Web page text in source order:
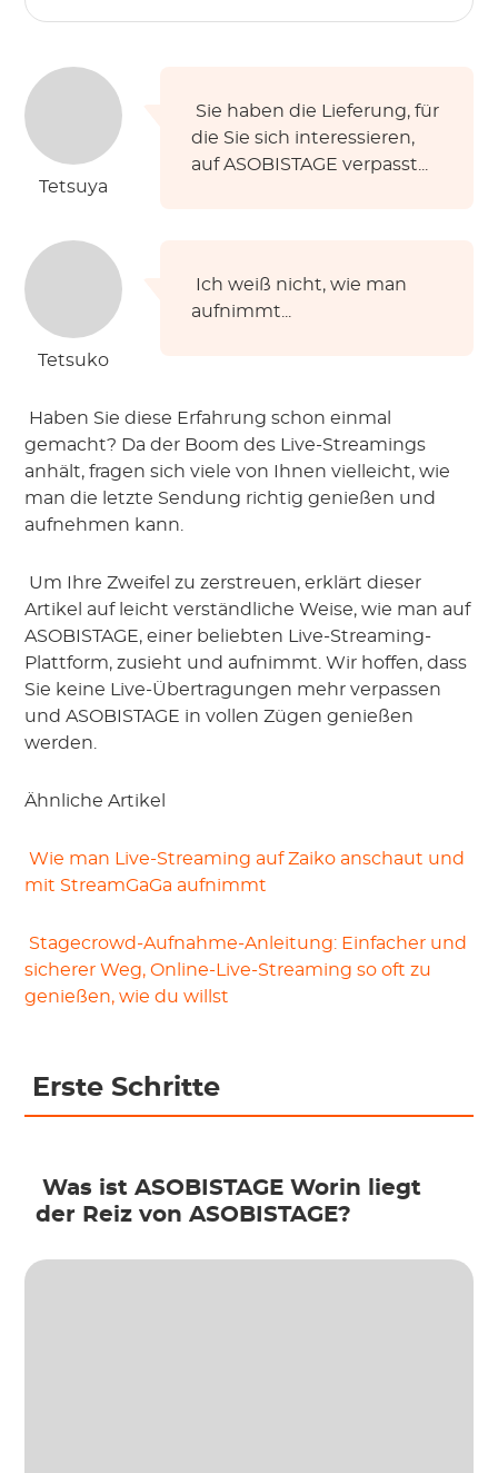
Tetsuya
die Sie sich interessieren,
auf ASOBISTAGE verpasst...
Tetsuko
aufnimmt...
gemacht? Da der Boom des Live-Streamings
anhält, fragen sich viele von Ihnen vielleicht, wie
man die letzte Sendung richtig genießen und
aufnehmen kann.
Artikel auf leicht verständliche Weise, wie man auf
ASOBISTAGE, einer beliebten Live-Streaming-
Plattform, zusieht und aufnimmt. Wir hoffen, dass
Sie keine Live-Übertragungen mehr verpassen
und ASOBISTAGE in vollen Zügen genießen
werden.
Ähnliche Artikel
Wie man Live-Streaming auf Zaiko anschaut und
mit StreamGaGa aufnimmt
sicherer Weg, Online-Live-Streaming so oft zu
genießen, wie du willst
Erste Schritte
Was ist ASOBISTAGE Worin liegt
der Reiz von ASOBISTAGE?